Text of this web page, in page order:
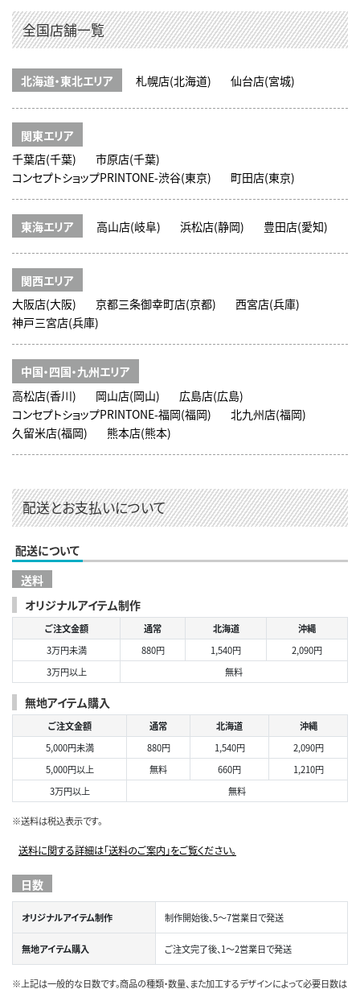
全国店舗一覧
北海道・東北エリア 札幌店(北海道) 仙台店(宮城)
関東エリア
千葉店(千葉)
市原店(千葉)
コンセプトショップPRINTONE-渋谷(東京)
町田店(東京)
東海エリア 高山店(岐阜) 浜松店(静岡) 豊田店(愛知)
関西エリア
大阪店(大阪)
京都三条御幸町店(京都)
西宮店(兵庫)
神戸三宮店(兵庫)
中国・四国・九州エリア
高松店(香川)
岡山店(岡山)
広島店(広島)
コンセプトショップPRINTONE-福岡(福岡)
北九州店(福岡)
久留米店(福岡)
熊本店(熊本)
配送とお支払いについて
配送について
送料
オリジナルアイテム制作
ご注文金額 通常 北海道
沖縄
3万円未満
880円 1,540円
2,090円
3万円以上
無料
無地アイテム購入
ご注文金額 通常 北海道
沖縄
5,000円未満
880円 1,540円
2,090円
5,000円以上
無料 660円
1,210円
3万円以上
無料
※送料は税込表示です。
送料に関する詳細は「送料のご案内」をご覧ください。
日数
オリジナルアイテム制作 制作開始後、5～7営業日で発送
無地アイテム購入 ご注文完了後、1～2営業日で発送
※上記は一般的な日数です。商品の種類・数量、また加工するデザインによって必要日数は